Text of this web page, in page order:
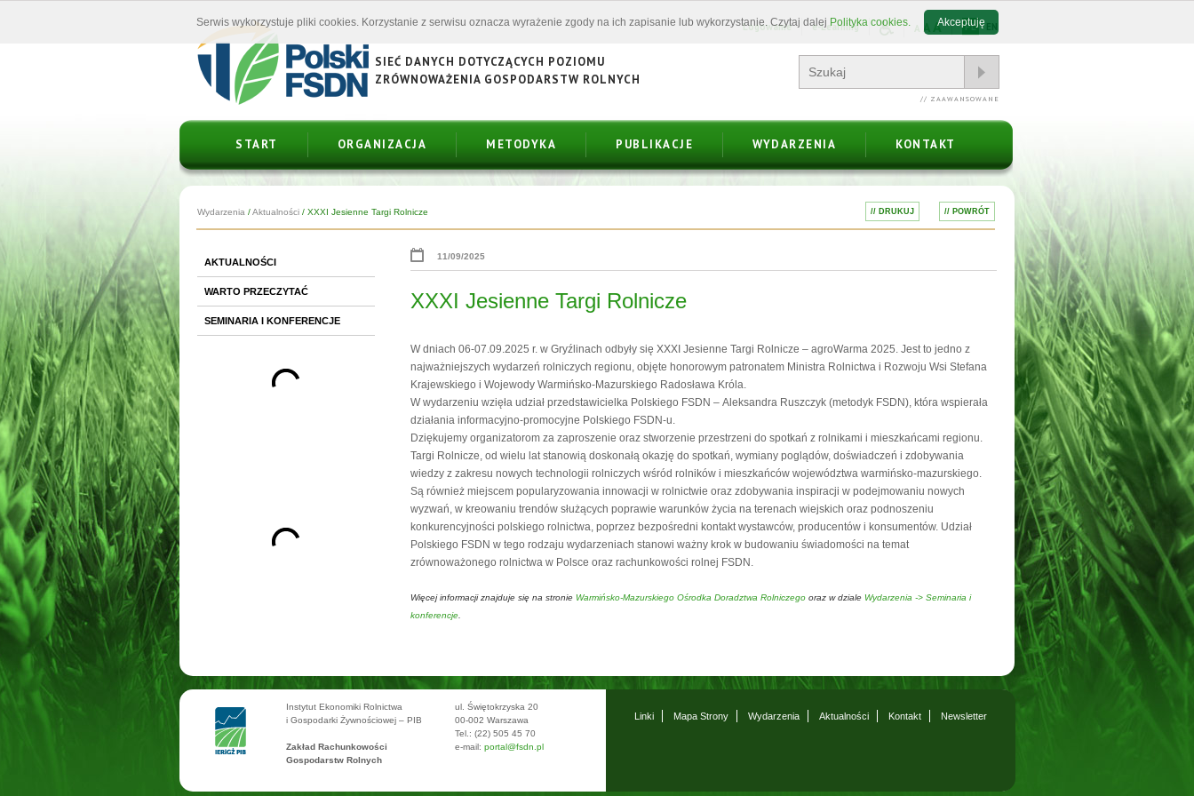
SIEĆ DANYCH DOTYCZĄCYCH POZIOMU
ZRÓWNOWAŻENIA GOSPODARSTW ROLNYCH
PL EN
A A
e-Learning
Logowanie
// ZAAWANSOWANE
START ORGANIZACJA METODYKA PUBLIKACJE WYDARZENIA KONTAKT
Wydarzenia /Aktualności / XXXI Jesienne Targi Rolnicze // POWRÓT
// DRUKUJ
AKTUALNOŚCI
WARTO PRZECZYTAĆ
SEMINARIA I KONFERENCJE
11/09/2025
XXXI Jesienne Targi Rolnicze
W dniach 06-07.09.2025 r. w Gryźlinach odbyły się XXXI Jesienne Targi Rolnicze – agroWarma 2025. Jest to jedno z
najważniejszych wydarzeń rolniczych regionu, objęte honorowym patronatem Ministra Rolnictwa i Rozwoju Wsi Stefana
Krajewskiego i Wojewody Warmińsko-Mazurskiego Radosława Króla.
W wydarzeniu wzięła udział przedstawicielka Polskiego FSDN – Aleksandra Ruszczyk (metodyk FSDN), która wspierała
działania informacyjno-promocyjne Polskiego FSDN-u.
Dziękujemy organizatorom za zaproszenie oraz stworzenie przestrzeni do spotkań z rolnikami i mieszkańcami regionu.
Targi Rolnicze, od wielu lat stanowią doskonałą okazję do spotkań, wymiany poglądów, doświadczeń i zdobywania
wiedzy z zakresu nowych technologii rolniczych wśród rolników i mieszkańców województwa warmińsko-mazurskiego.
Są również miejscem popularyzowania innowacji w rolnictwie oraz zdobywania inspiracji w podejmowaniu nowych
wyzwań, w kreowaniu trendów służących poprawie warunków życia na terenach wiejskich oraz podnoszeniu
konkurencyjności polskiego rolnictwa, poprzez bezpośredni kontakt wystawców, producentów i konsumentów. Udział
Polskiego FSDN w tego rodzaju wydarzeniach stanowi ważny krok w budowaniu świadomości na temat
zrównoważonego rolnictwa w Polsce oraz rachunkowości rolnej FSDN.
Więcej informacji znajduje się na stronie Warmińsko-Mazurskiego Ośrodka Doradztwa Rolniczego oraz w dziale Wydarzenia -> Seminaria i
konferencje
Instytut Ekonomiki Rolnictwa
i Gospodarki Żywnościowej – PIB
Zakład Rachunkowości
Gospodarstw Rolnych
ul. Świętokrzyska 20
00-002 Warszawa
Tel.: (22) 505 45 70
e-mail: portal@fsdn.pl
Linki Mapa Strony Wydarzenia Aktualności Kontakt Newsletter
Serwis wykorzystuje pliki cookies. Korzystanie z serwisu oznacza wyrażenie zgody na ich zapisanie lub wykorzystanie. Czytaj dalej Polityka cookies. Akceptuję